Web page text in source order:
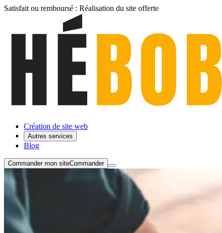
Satisfait ou remboursé : Réalisation du site offerte
Création de site web
Autres services
Blog
Commander mon siteCommander